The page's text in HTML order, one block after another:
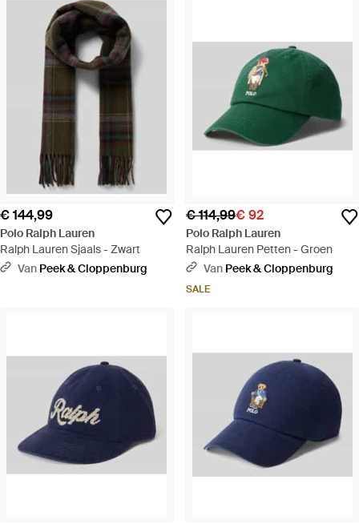
€ 144,99
Polo Ralph Lauren
Ralph Lauren Sjaals - Zwart
Van Peek & Cloppenburg
€ 114,99€ 92
Polo Ralph Lauren
Ralph Lauren Petten - Groen
Van Peek & Cloppenburg
SALE